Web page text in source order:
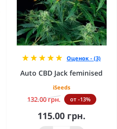
Оценок - (3)
Auto CBD Jack feminised
iSeeds
132.00 грн. от -13%
115.00 грн.